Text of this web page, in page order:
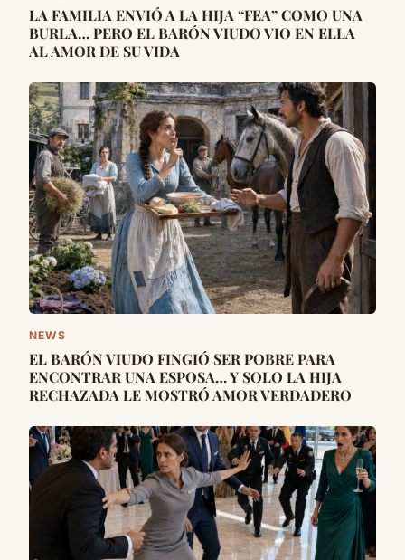
LA FAMILIA ENVIÓ A LA HIJA “FEA” COMO UNA
BURLA… PERO EL BARÓN VIUDO VIO EN ELLA
AL AMOR DE SU VIDA
NEWS
EL BARÓN VIUDO FINGIÓ SER POBRE PARA
ENCONTRAR UNA ESPOSA… Y SOLO LA HIJA
RECHAZADA LE MOSTRÓ AMOR VERDADERO